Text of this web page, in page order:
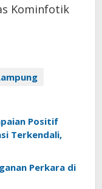
Kominfotik
Positif
Terkendali,
Perkara di